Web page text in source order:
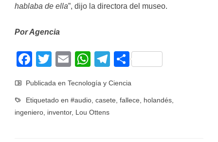
hablaba de ella”, dijo la directora del museo.
Por Agencia
Facebook
Twitter
EmailWhatsApp
Telegram
Compartir
Publicada en Tecnología y Ciencia
Etiquetado en #audio casete fallece holandés
ingeniero inventor, Lou Ottens